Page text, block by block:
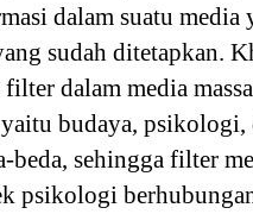
dalam suatu
sudah ditetapkan.
filter dalam media
budaya,
beda, sehingga filter
psikologi